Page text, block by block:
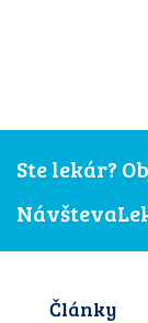
Ste lekár?
Články